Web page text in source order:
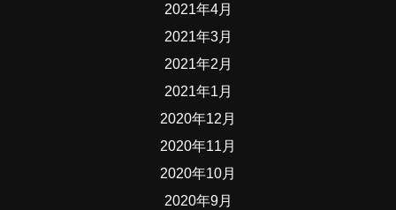
2021年4月
2021年3月
2021年2月
2021年1月
2020年12月
2020年11月
2020年10月
2020年9月